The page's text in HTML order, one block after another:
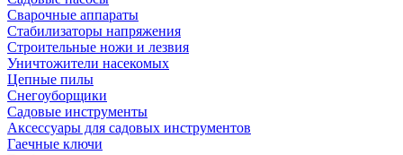
Сварочные аппараты
Стабилизаторы напряжения
Строительные ножи и лезвия
Уничтожители насекомых
Цепные пилы
Снегоуборщики
Садовые инструменты
Аксессуары для садовых инструментов
Гаечные ключи